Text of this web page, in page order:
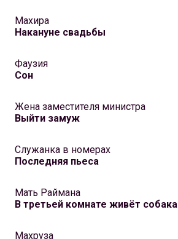
Махира
Накануне свадьбы
Фаузия
Сон
Жена заместителя министра
Выйти замуж
Служанка в номерах
Последняя пьеса
Мать Раймана
В третьей комнате живёт собака
Махруза